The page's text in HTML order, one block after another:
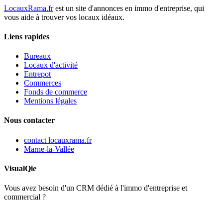
LocauxRama.frest un site d'annonces en immo d'entreprise, qui
vous aide à trouver vos locaux idéaux.
Liens rapides
Bureaux
Locaux d'activité
Entrepot
Commerces
Fonds de commerce
Mentions légales
Nous contacter
contact locauxrama.fr
Marne-la-Vallée
VisualQie
Vous avez besoin d'un CRM dédié à l'immo d'entreprise et
commercial ?